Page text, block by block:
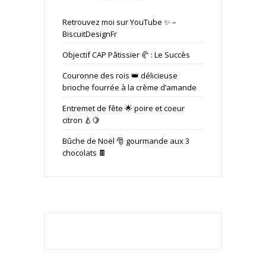
Retrouvez moi sur YouTube ✨ –
BiscuitDesignFr
Objectif CAP Pâtissier 🥐 : Le Succès
Couronne des rois 👑 délicieuse
brioche fourrée à la crème d’amande
Entremet de fête 🌟 poire et coeur
citron 🍐🍋
Bûche de Noël 🎅 gourmande aux 3
chocolats 🍫